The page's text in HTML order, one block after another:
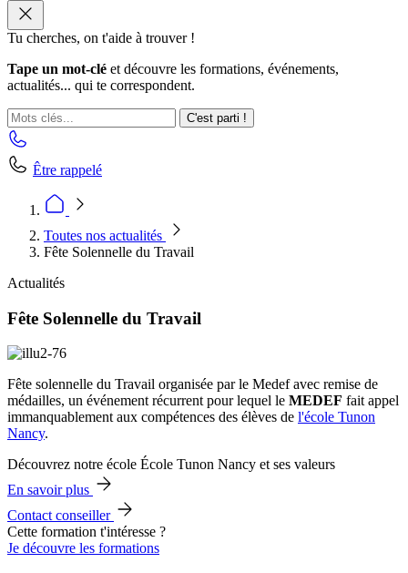
Tu cherches, on t'aide à trouver !
Tape un mot-clé et découvre les formations, événements,
actualités... qui te correspondent.
C'est parti !
Être rappelé
Toutes nos actualités
Fête Solennelle du Travail
Actualités
Fête Solennelle du Travail
Fête solennelle du Travail organisée par le Medef avec remise de
médailles, un événement récurrent pour lequel le MEDEF fait appel
immanquablement aux compétences des élèves de l'école Tunon
Nancy.
Découvrez notre école École Tunon Nancy et ses valeurs
En savoir plus
Contact conseiller
Cette formation t'intéresse ?
Je découvre les formations